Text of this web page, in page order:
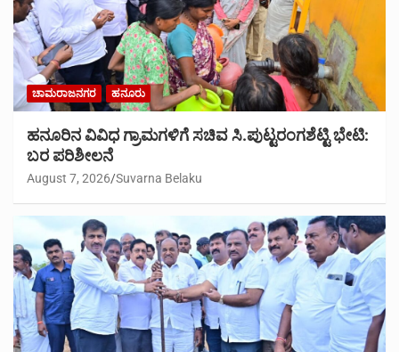
ಚಾಮರಾಜನಗರ ಹನೂರು
ಹನೂರಿನ ವಿವಿಧ ಗ್ರಾಮಗಳಿಗೆ ಸಚಿವ ಸಿ.ಪುಟ್ಟರಂಗಶೆಟ್ಟಿ ಭೇಟಿ:
ಬರ ಪರಿಶೀಲನೆ
August 7, 2026 Suvarna Belaku